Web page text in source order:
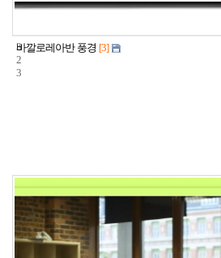
3
2
3
바깔로레아반 풍경 [3]